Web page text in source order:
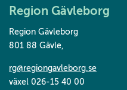
Region Gävleborg
Region Gävleborg
801 88 Gävle,
rg@regiongavleborg.se
växel 026-15 40 00